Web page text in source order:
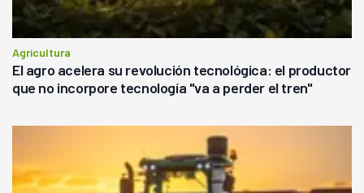
Agricultura
El agro acelera su revolución tecnológica: el productor
que no incorpore tecnología "va a perder el tren"